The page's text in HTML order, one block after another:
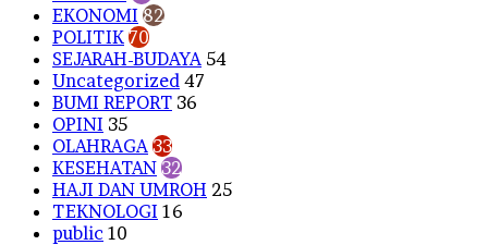
EKONOMI 82
POLITIK 70
SEJARAH-BUDAYA 54
Uncategorized 47
BUMI REPORT 36
OPINI 35
OLAHRAGA 33
KESEHATAN 32
HAJI DAN UMROH 25
TEKNOLOGI 16
public 10